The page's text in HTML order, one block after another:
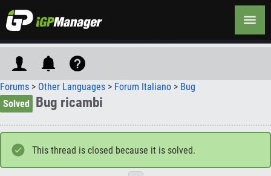
Forums > Other Languages > Forum Italiano > Bug
Solved
Bug ricambi
This thread is closed because it is solved.